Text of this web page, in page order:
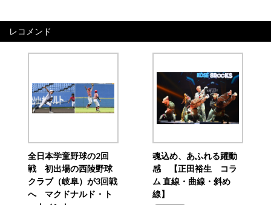
レコメンド
全日本学童野球の2回
戦 初出場の西陵野球
クラブ（岐阜）が3回戦
へ マクドナルド・ト
魂込め、あふれる躍動
感 【正田裕生 コラ
ム 直線・曲線・斜め
線】